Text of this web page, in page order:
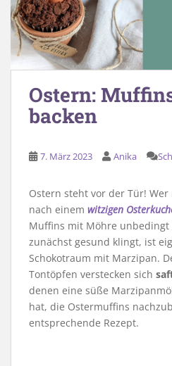
Ostern:
backen
7. März 2023 Anika
Ostern steht vor der Tür!
nach einem witzigen
Muffins mit Möhre unbedingt
zunächst gesund klingt, ist
Schokotraum mit Marzipan.
Tontöpfen verstecken sich
denen eine süße
hat, die Ostermuffins
entsprechende Rezept.